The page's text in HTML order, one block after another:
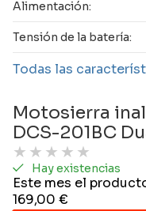
Alimentación:
Tensión de la batería:
Todas las
Motosierra
DCS-201BC
★ ★ ★ ★ ★
Hay existencias
Este mes el
169,00€